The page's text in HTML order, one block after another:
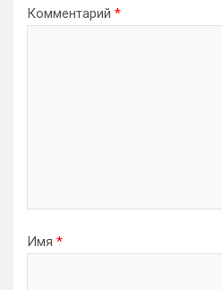
Комментарий *
Имя *